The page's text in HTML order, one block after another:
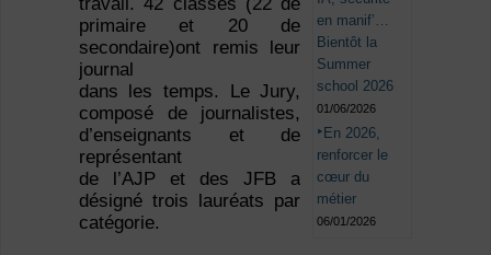
travail. 42 classes (22 de
primaire et 20 de
secondaire)ont remis leur
journal
dans les temps. Le Jury,
composé de journalistes,
d’enseignants et de
représentant
de l’AJP et des JFB a
désigné trois lauréats par
catégorie.
en manif’…
Bientôt la
Summer
school 2026
01/06/2026
En 2026,
renforcer le
cœur du
métier
06/01/2026